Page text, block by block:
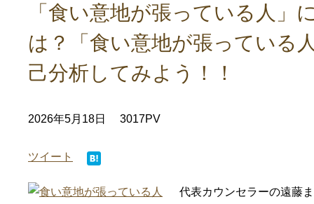
「食い意地が張っている人」
は？「食い意地が張っている
己分析してみよう！！
2026年5月18日 3017PV
ツイート
代表カウンセラーの遠藤